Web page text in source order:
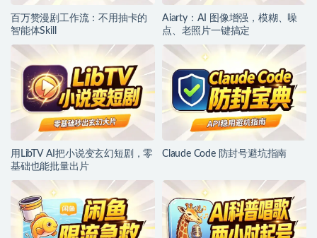
百万赞漫剧工作流：不用抽卡的
智能体Skill
Aiarty：AI 图像增强，模糊、噪
点、老照片一键搞定
用LibTV AI把小说变玄幻短剧，零
基础也能批量出片
Claude Code 防封号避坑指南